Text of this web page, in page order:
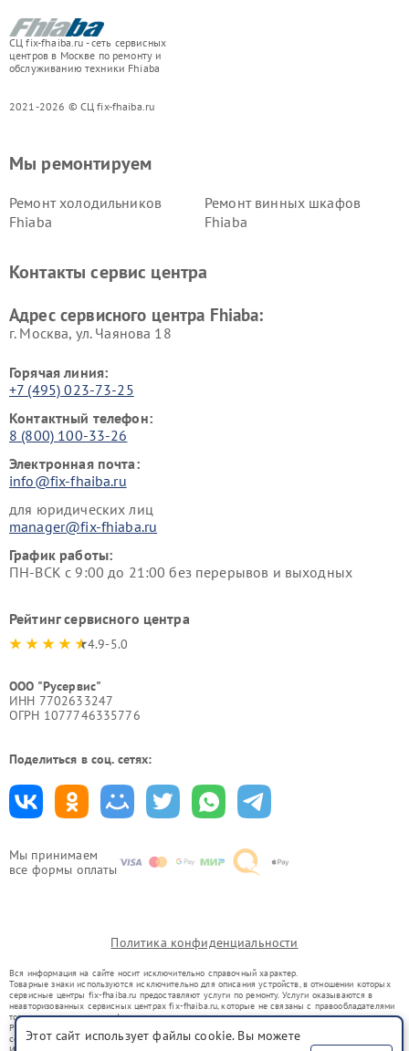
СЦ fix-fhaiba.ru - сеть сервисных
центров в Москве по ремонту и
обслуживанию техники Fhiaba
2021-2026 © СЦ fix-fhaiba.ru
Мы принимаем
все формы оплаты
Мы ремонтируем
Ремонт холодильников
Fhiaba
Ремонт винных шкафов
Fhiaba
Контакты сервис центра
Адрес сервисного центра Fhiaba:
г. Москва, ул. Чаянова 18
Горячая линия:
+7 (495) 023-73-25
Контактный телефон:
8 (800) 100-33-26
Электронная почта:
info@fix-fhaiba.ru
для юридических лиц
manager@fix-fhiaba.ru
График работы:
ПН-ВСК с 9:00 до 21:00 без перерывов и выходных
Рейтинг сервисного центра
4.9-5.0
ООО "Русервис"
ИНН 7702633247
ОГРН 1077746335776
Поделиться в соц. сетях:
Политика конфиденциальности
Вся информация на сайте носит исключительно справочный характер.
Товарные знаки используются исключительно для описания устройств, в отношении которых
сервисные центры fix-fhaiba.ru предоставляют услуги по ремонту. Услуги оказываются в
неавторизованных сервисных центрах fix-fhaiba.ru, которые не связаны с правообладателями
товарных знаков или их официальными представителями.
Ремонт осуществляется для устройств, уже введенных в гражданский оборот в соответствии
со статьей 1487 ГК РФ.
Этот сайт использует файлы cookie. Вы можете